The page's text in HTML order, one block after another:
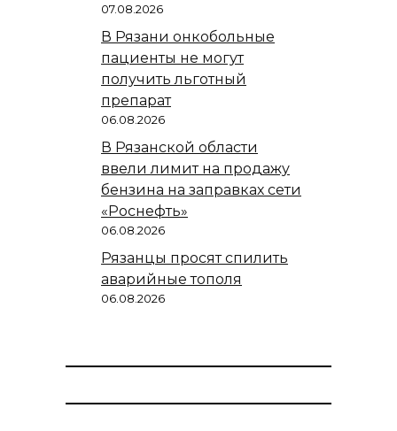
07.08.2026
В Рязани онкобольные
пациенты не могут
получить льготный
препарат
06.08.2026
В Рязанской области
ввели лимит на продажу
бензина на заправках сети
«Роснефть»
06.08.2026
Рязанцы просят спилить
аварийные тополя
06.08.2026